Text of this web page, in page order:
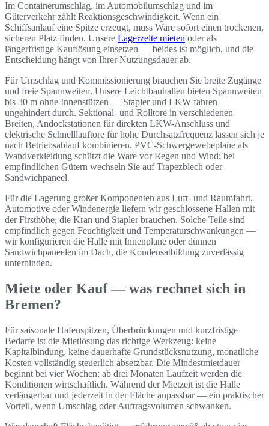
Im Containerumschlag, im Automobilumschlag und im
Güterverkehr zählt Reaktionsgeschwindigkeit. Wenn ein
Schiffsanlauf eine Spitze erzeugt, muss Ware sofort einen trockenen,
sicheren Platz finden. Unsere Lagerzelte mieten oder als
längerfristige Kauflösung einsetzen — beides ist möglich, und die
Entscheidung hängt von Ihrer Nutzungsdauer ab.
Für Umschlag und Kommissionierung brauchen Sie breite Zugänge
und freie Spannweiten. Unsere Leichtbauhallen bieten Spannweiten
bis 30 m ohne Innenstützen — Stapler und LKW fahren
ungehindert durch. Sektional- und Rolltore in verschiedenen
Breiten, Andockstationen für direkten LKW-Anschluss und
elektrische Schnelllauftore für hohe Durchsatzfrequenz lassen sich je
nach Betriebsablauf kombinieren. PVC-Schwergewebeplane als
Wandverkleidung schützt die Ware vor Regen und Wind; bei
empfindlichen Gütern wechseln Sie auf Trapezblech oder
Sandwichpaneel.
Für die Lagerung großer Komponenten aus Luft- und Raumfahrt,
Automotive oder Windenergie liefern wir geschlossene Hallen mit
der Firsthöhe, die Kran und Stapler brauchen. Solche Teile sind
empfindlich gegen Feuchtigkeit und Temperaturschwankungen —
wir konfigurieren die Halle mit Innenplane oder dünnen
Sandwichpaneelen im Dach, die Kondensatbildung zuverlässig
unterbinden.
Miete oder Kauf — was rechnet sich in
Bremen?
Für saisonale Hafenspitzen, Überbrückungen und kurzfristige
Bedarfe ist die Mietlösung das richtige Werkzeug: keine
Kapitalbindung, keine dauerhafte Grundstücksnutzung, monatliche
Kosten vollständig steuerlich absetzbar. Die Mindestmietdauer
beginnt bei vier Wochen; ab drei Monaten Laufzeit werden die
Konditionen wirtschaftlich. Während der Mietzeit ist die Halle
verlängerbar und jederzeit in der Fläche anpassbar — ein praktischer
Vorteil, wenn Umschlag oder Auftragsvolumen schwanken.